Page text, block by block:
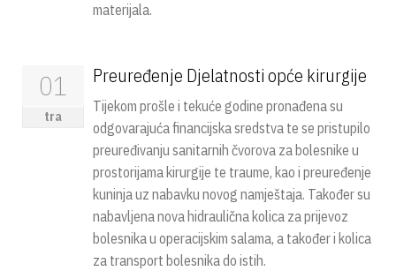
materijala.
01
tra
Preuređenje Djelatnosti opće kirurgije
Tijekom prošle i tekuće godine pronađena su
odgovarajuća financijska sredstva te se pristupilo
preuređivanju sanitarnih čvorova za bolesnike u
prostorijama kirurgije te traume, kao i preuređenje
kuninja uz nabavku novog namještaja. Također su
nabavljena nova hidraulična kolica za prijevoz
bolesnika u operacijskim salama, a također i kolica
za transport bolesnika do istih.